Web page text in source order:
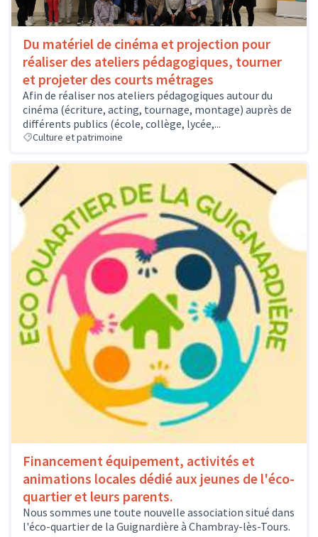
Du matériel de cinéma et projection pour
réaliser des ateliers pédagogiques, tourner
et projeter des courts métrages
Afin de réaliser nos ateliers pédagogiques autour du
cinéma (écriture, acting, tournage, montage) auprès de
différents publics (école, collège, lycée,...
Culture et patrimoine
Financement équipement, activités et
animations locales dédié aux jeunes de l'éco-
quartier et leurs parents.
Nous sommes une toute nouvelle association situé dans
l'éco-quartier de la Guignardière à Chambray-lès-Tours.